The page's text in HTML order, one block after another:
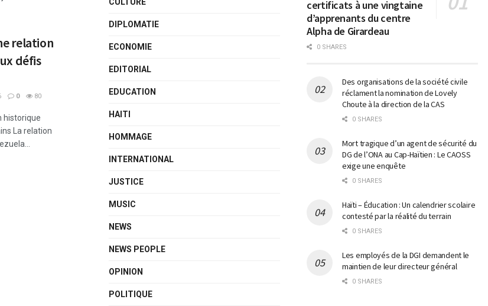
relation
défis
0 80
historique
La relation
DIPLOMATIE
ECONOMIE
EDITORIAL
EDUCATION
HAITI
HOMMAGE
INTERNATIONAL
JUSTICE
MUSIC
NEWS
NEWS PEOPLE
OPINION
POLITIQUE
certificats à une vingtaine
d’apprenants du centre
Alpha de Girardeau
0 SHARES
Des organisations de la société civile
réclament la nomination de Lovely
Choute à la direction de la CAS
0 SHARES
Mort tragique d’un agent de sécurité du
DG de l’ONA au Cap-Haïtien : Le CAOSS
exige une enquête
0 SHARES
Haïti – Éducation : Un calendrier scolaire
contesté par la réalité du terrain
0 SHARES
Les employés de la DGI demandent le
maintien de leur directeur général
0 SHARES